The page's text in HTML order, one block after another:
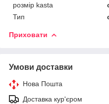
розмір kasta
Тип
Приховати
Умови доставки
Нова Пошта
Доставка кур'єром